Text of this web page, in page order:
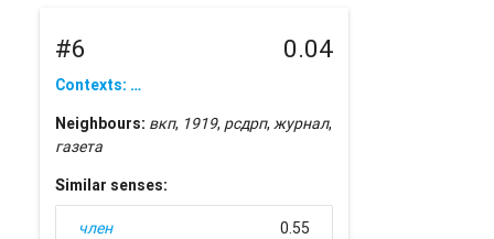
#6 0.04
Contexts: …
Neighbours: вкп, 1919, рсдрп, журнал,
газета
Similar senses:
член 0.55